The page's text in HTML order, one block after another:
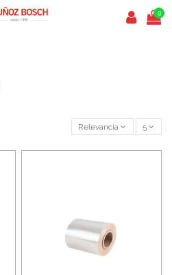
0
Relevancia 5